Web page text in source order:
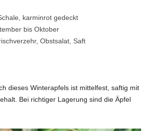
karminrot gedeckt
bis Oktober
Obstsalat, Saft
dieses Winterapfels ist mittelfest, saftig mit
Bei richtiger Lagerung sind die Äpfel